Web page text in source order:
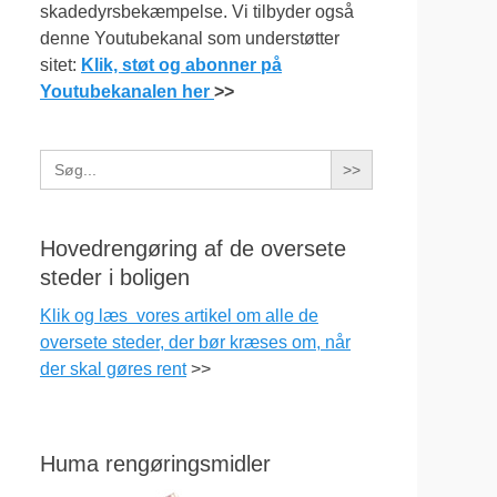
skadedyrsbekæmpelse. Vi tilbyder også
denne Youtubekanal som understøtter
sitet: Klik, støt og abonner på
Youtubekanalen her >>
Search
for:
Hovedrengøring af de oversete
steder i boligen
Klik og læs vores artikel om alle de
oversete steder, der bør kræses om, når
der skal gøres rent>>
Huma rengøringsmidler